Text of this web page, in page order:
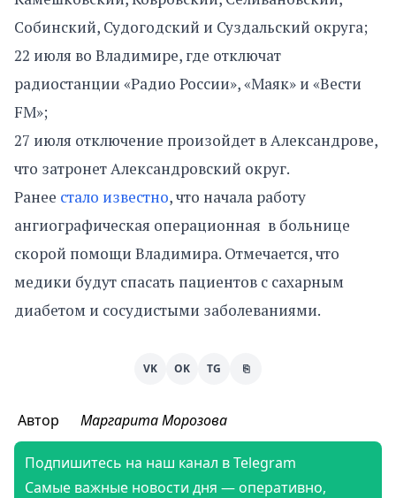
Собинский, Судогодский и Суздальский округа;
22 июля во Владимире, где отключат
радиостанции «Радио России», «Маяк» и «Вести
FM»;
27 июля отключение произойдет в Александрове,
что затронет Александровский округ.
Ранее стало известно, что начала работу
ангиографическая операционная в больнице
скорой помощи Владимира. Отмечается, что
медики будут спасать пациентов с сахарным
диабетом и сосудистыми заболеваниями.
VK OK TG ⎘
Автор Маргарита Морозова
Подпишитесь на наш канал в Telegram
Самые важные новости дня — оперативно,